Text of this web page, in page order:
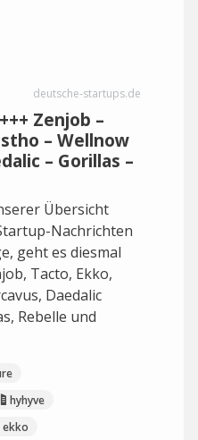
deutsche-startups.de
Zenjob –
– Wellnow
– Gorillas –
Übersicht
Nachrichten
geht es diesmal
Tacto, Ekko,
Daedalic
Rebelle und
hyhyve
ekko